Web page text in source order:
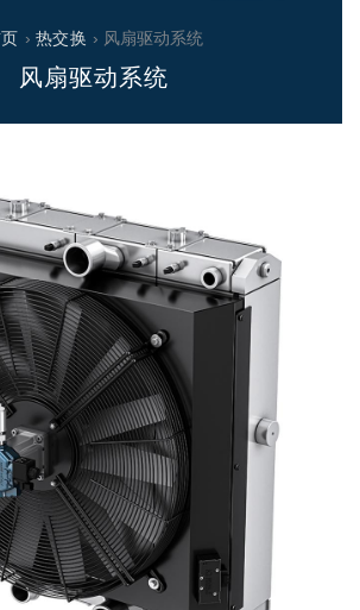
速箱
泵
- Serie MS
Pavesi 制造 的内齿轮油泵和滚切式马达
› 热交换 › 风扇驱动系统
风扇驱动系统